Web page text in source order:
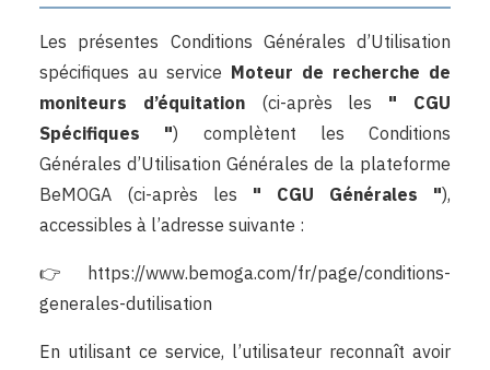
Les présentes Conditions Générales d’Utilisation
spécifiques au service Moteur de recherche de
moniteurs d’équitation(ci-après les " CGU
Spécifiques ") complètent les Conditions
Générales d’Utilisation Générales de la plateforme
BeMOGA (ci-après les " CGU Générales "),
accessibles à l’adresse suivante :
👉
https://www.bemoga.com/fr/page/conditions-
generales-dutilisation
En utilisant ce service, l’utilisateur reconnaît avoir